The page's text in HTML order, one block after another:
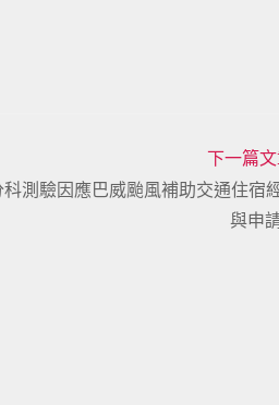
下一篇
科測驗因應巴威颱風補助交通住宿
與申